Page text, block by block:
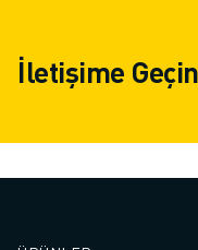
İletişime Geçin